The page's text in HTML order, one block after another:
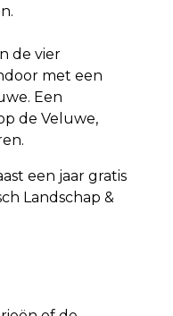
de vier
met een
Een
de Veluwe,
een jaar gratis
Landschap &